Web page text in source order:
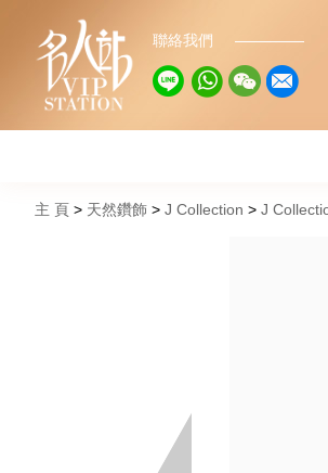
聯絡我們
主 頁 天然鑽飾 J Collection J